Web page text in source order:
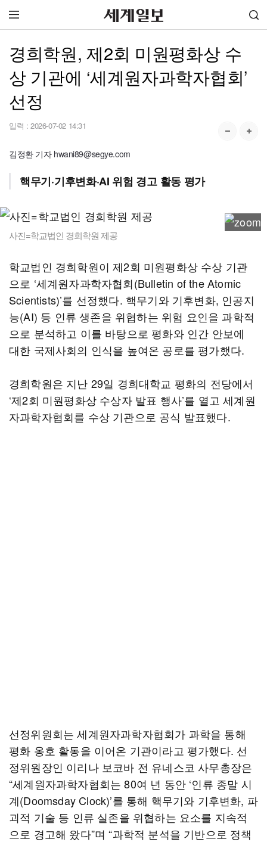
경희학원, 제2회 미원평화상 수
상 기관에 ‘세계원자과학자협회’
선정
입력 : 2026-07-02 14:31
김정환 기자 hwani89@segye.com
핵무기·기후변화·AI 위험 경고 활동 평가
사진=학교법인 경희학원 제공
학교법인 경희학원이 제2회 미원평화상 수상 기관
으로 ‘세계원자과학자협회(Bulletin of the Atomic
Scientists)’를 선정했다. 핵무기와 기후변화, 인공지
능(AI) 등 인류 생존을 위협하는 위험 요인을 과학적
으로 분석하고 이를 바탕으로 평화와 인간 안보에
대한 국제사회의 인식을 높여온 공로를 평가했다.
경희학원은 지난 29일 경희대학교 평화의 전당에서
‘제2회 미원평화상 수상자 발표 행사’를 열고 세계원
자과학자협회를 수상 기관으로 공식 발표했다.
선정위원회는 세계원자과학자협회가 과학을 통해
평화 옹호 활동을 이어온 기관이라고 평가했다. 선
정위원장인 이리나 보코바 전 유네스코 사무총장은
“세계원자과학자협회는 80여 년 동안 ‘인류 종말 시
계(Doomsday Clock)’를 통해 핵무기와 기후변화, 파
괴적 기술 등 인류 실존을 위협하는 요소를 지속적
으로 경고해 왔다”며 “과학적 분석을 기반으로 정책